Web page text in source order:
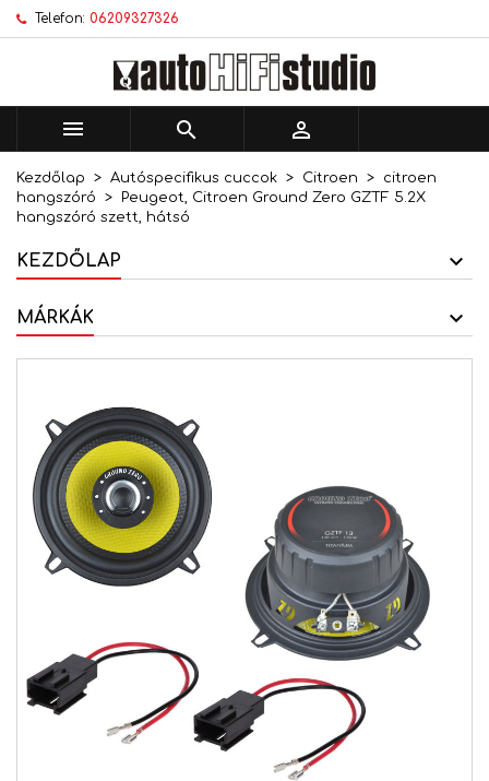
Telefon: 06209327326
  
Kezdőlap Autóspecifikus cuccok Citroen
citroen
hangszóró
Peugeot, Citroen Ground Zero GZTF 5.2X
hangszóró szett, hátsó
KEZDŐLAP
MÁRKÁK
Kívánságlistáim ×
Új lista létrehozása
Kívánságlista létrehozása ×
Kívánságlista neve
Mégsem
Bejelentkezés ×
történő mentéséhez.
Mégsem Bejelentkezés